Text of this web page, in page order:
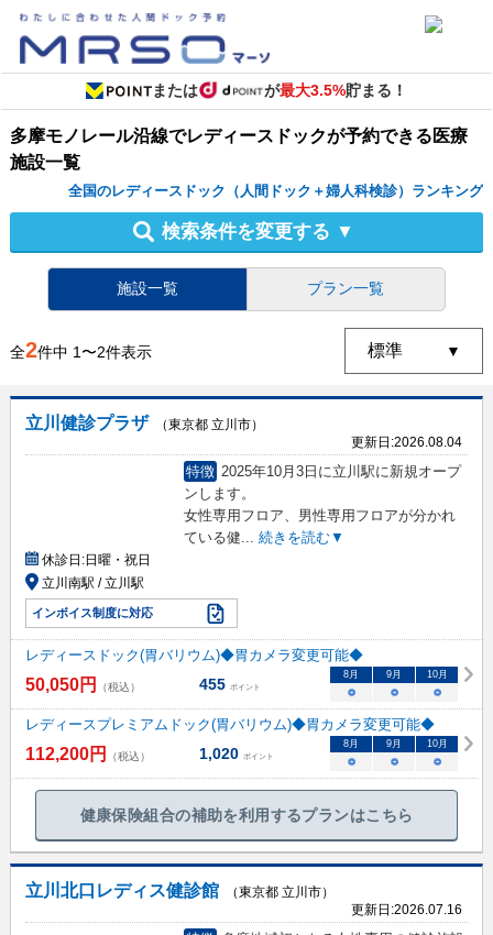
または が最大3.5%貯まる！
多摩モノレール沿線でレディースドックが予約できる医療
施設一覧
全国のレディースドック（人間ドック＋婦人科検診）ランキング
検索条件を変更する ▼
施設一覧 プラン一覧
全2件中 1〜2件表示
立川健診プラザ
（東京都 立川市）
更新日:2026.08.04
特徴 2025年10月3日に立川駅に新規オープ
ンします。
女性専用フロア、男性専用フロアが分かれ
ている健... 続きを読む▼
休診日:日曜・祝日
立川南駅 / 立川駅
インボイス制度に対応
レディースドック(胃バリウム)◆胃カメラ変更可能◆
50,050円 （税込） 455 ポイント
8月 9月 10月
○ ○ ○
レディースプレミアムドック(胃バリウム)◆胃カメラ変更可能◆
112,200円 （税込） 1,020 ポイント
8月 9月 10月
○ ○ ○
健康保険組合の補助を利用するプランはこちら
立川北口レディス健診館
（東京都 立川市）
更新日:2026.07.16